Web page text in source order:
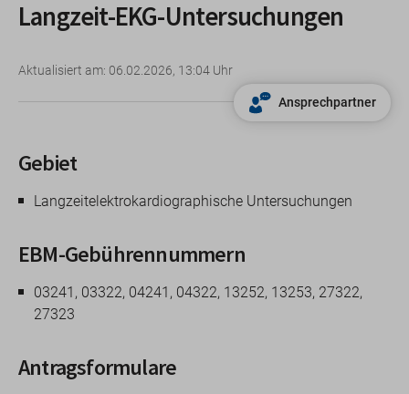
Langzeit-EKG-Untersuchungen
Aktualisiert am: 06.02.2026, 13:04 Uhr
Ansprechpartner
Gebiet
Langzeitelektrokardiographische Untersuchungen
EBM-Gebührennummern
03241, 03322, 04241, 04322, 13252, 13253, 27322,
27323
Antragsformulare